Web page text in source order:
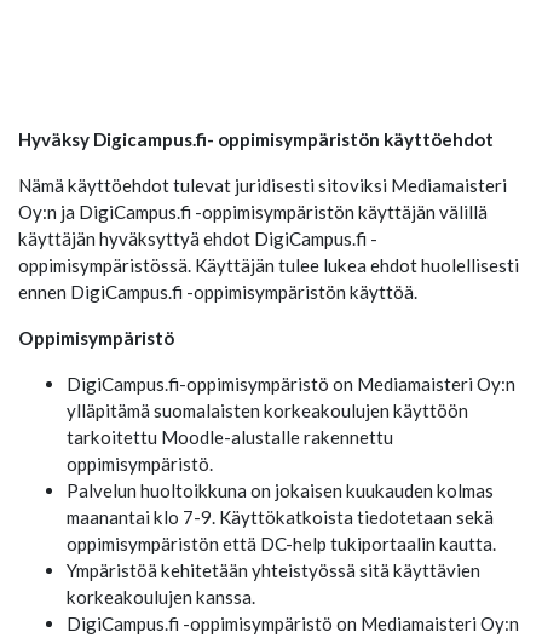
Hyväksy Digicampus.fi- oppimisympäristön käyttöehdot
Nämä käyttöehdot tulevat juridisesti sitoviksi Mediamaisteri
Oy:n ja DigiCampus.fi -oppimisympäristön käyttäjän välillä
käyttäjän hyväksyttyä ehdot DigiCampus.fi -
oppimisympäristössä. Käyttäjän tulee lukea ehdot huolellisesti
ennen DigiCampus.fi -oppimisympäristön käyttöä.
Oppimisympäristö
DigiCampus.fi-oppimisympäristö on Mediamaisteri Oy:n
ylläpitämä suomalaisten korkeakoulujen käyttöön
tarkoitettu Moodle-alustalle rakennettu
oppimisympäristö.
Palvelun huoltoikkuna on jokaisen kuukauden kolmas
maanantai klo 7-9. Käyttökatkoista tiedotetaan sekä
oppimisympäristön että DC-help tukiportaalin kautta.
Ympäristöä kehitetään yhteistyössä sitä käyttävien
korkeakoulujen kanssa.
DigiCampus.fi -oppimisympäristö on Mediamaisteri Oy:n